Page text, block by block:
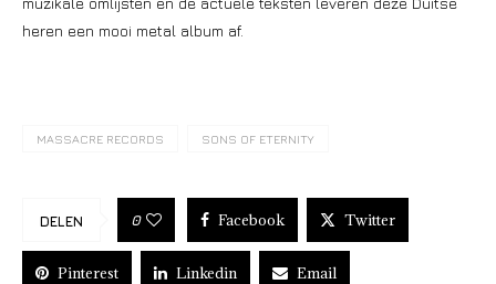
heren een mooi metal album af.
MASSACRE RECORDS SONS OF ETERNITY
DELEN 0 Facebook Twitter
Pinterest Linkedin Email